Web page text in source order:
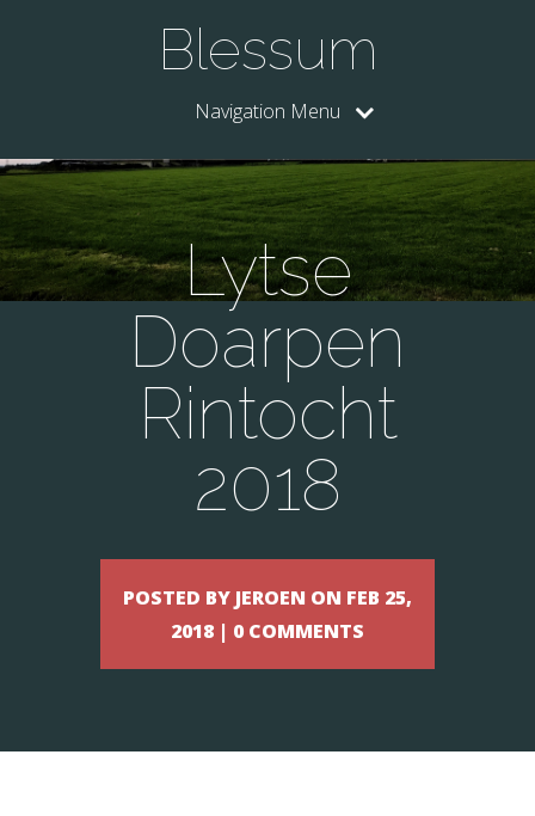
Blessum
Navigation Menu
Lytse
Doarpen
Rintocht
2018
POSTED BY JEROEN ON FEB 25,
2018 | 0 COMMENTS